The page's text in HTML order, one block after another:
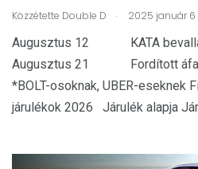
Közzétette Double D . 2025 január 6
Augusztus 12 KATA
Augusztus 21 Fordított áfa
*BOLT-osoknak, UBER-eseknek
járulékok 2026 Járulék alapja